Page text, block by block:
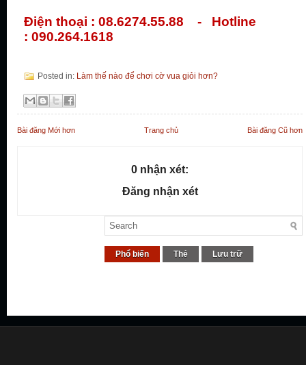
Điện thoại : 08.6274.55.88 - Hotline
: 090.264.1618
Posted in: Làm thế nào để chơi cờ vua giỏi hơn?
Bài đăng Mới hơn Bài đăng Cũ hơn
Trang chủ
0 nhận xét:
Đăng nhận xét
Phổ biến Thẻ Lưu trữ